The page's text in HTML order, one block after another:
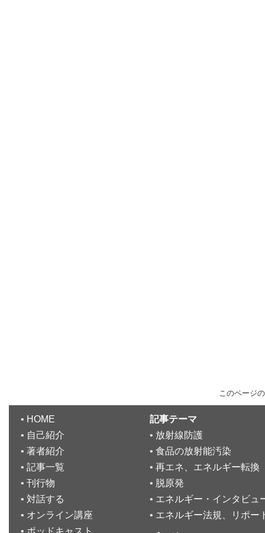
このページ